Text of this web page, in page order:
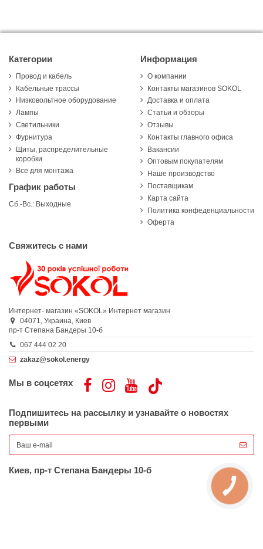
Категории
Провод и кабель
Кабельные трассы
Низковольтное оборудование
Лампы
Светильники
Фурнитура
Щиты, распределительные
коробки
Все для монтажа
График работы
Сб.-Вс.: Выходные
Информация
О компании
Контакты магазинов SOKOL
Доставка и оплата
Статьи и обзоры
Отзывы
Контакты главного офиса
Вакансии
Оптовым покупателям
Наше производство
Поставщикам
Карта сайта
Политика конфеденциальности
Оферта
Свяжитесь с нами
Интернет- магазин «SOKOL» Интернет магазин
04071, Украина, Киев
пр-т Степана Бандеры 10-б
067 444 02 20
zakaz@sokol.energy
Мы в соцсетях
Подпишитесь на рассылку и узнавайте о новостях
первыми
Киев, пр-т Степана Бандеры 10-б